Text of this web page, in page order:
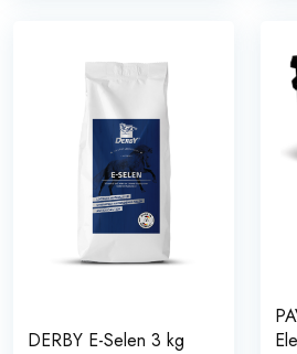
DERBY E-Selen 3 kg